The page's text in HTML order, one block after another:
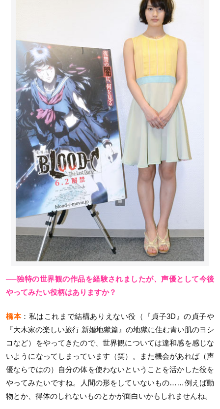
──独特の世界観の作品を経験されましたが、声優として今後
やってみたい役柄はありますか？
橋本：私はこれまで結構ありえない役（『貞子3D』の貞子や
『大木家の楽しい旅行 新婚地獄篇』の地獄に住む青い肌のヨシ
コなど）をやってきたので、世界観については違和感を感じな
いようになってしまっています（笑）。また機会があれば（声
優ならではの）自分の体を使わないということを活かした役を
やってみたいですね。人間の形をしていないもの……例えば動
物とか、得体のしれないものとかが面白いかもしれませんね。